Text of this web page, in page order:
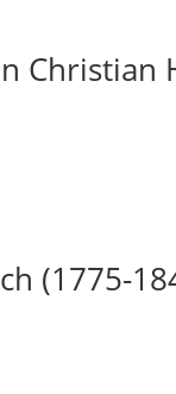
(1775-